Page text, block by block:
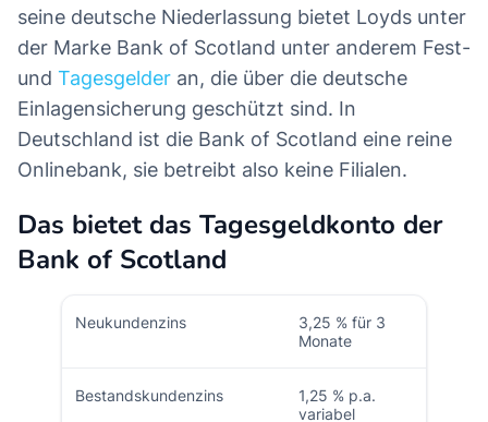
seine deutsche Niederlassung bietet Loyds unter
der Marke Bank of Scotland unter anderem Fest-
und Tagesgelder an, die über die deutsche
Einlagensicherung geschützt sind. In
Deutschland ist die Bank of Scotland eine reine
Onlinebank, sie betreibt also keine Filialen.
Das bietet das Tagesgeldkonto der
Bank of Scotland
Neukundenzins
3,25 % für 3
Monate
Bestandskundenzins
1,25 % p.a.
variabel